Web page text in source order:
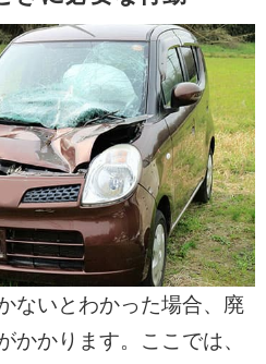
ないとわかった場合、廃
かかります。ここでは、